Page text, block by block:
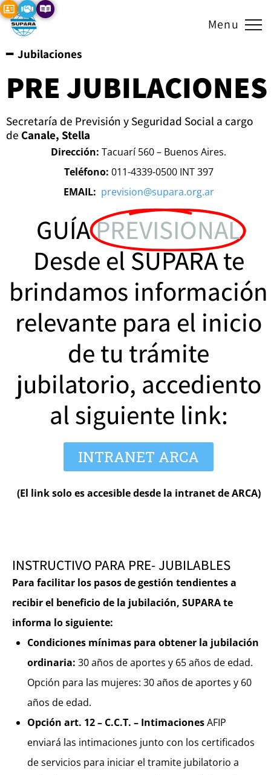
Menu
ADHERIDO A:
━ Jubilaciones
PRE JUBILACIONES
Secretaría de Previsión y Seguridad Social a cargo
de Canale, Stella
Dirección: Tacuarí 560 – Buenos Aires.
Teléfono: 011-4339-0500 INT 397
EMAIL: prevision@supara.org.ar
GUÍAPREVISIONAL
Desde el SUPARA te
brindamos información
relevante para el inicio
de tu trámite
jubilatorio, accediento
al siguiente link:
INTRANET ARCA
(El link solo es accesible desde la intranet de ARCA)
INSTRUCTIVO PARA PRE- JUBILABLES
Para facilitar los pasos de gestión tendientes a
recibir el beneficio de la jubilación, SUPARA te
informa lo siguiente:
Condiciones mínimas para obtener la jubilación
ordinaria: 30 años de aportes y 65 años de edad.
Opción para las mujeres: 30 años de aportes y 60
años de edad.
Opción art. 12 – C.C.T. – IntimacionesAFIP
enviará las intimaciones junto con los certificados
de servicios para iniciar el tramite jubilatorio a